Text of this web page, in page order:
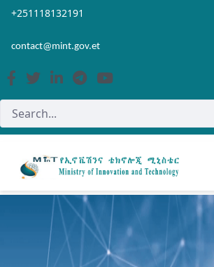
Skip to Main Content
Open Accessibility Menu
+251118132191
contact@mint.gov.et